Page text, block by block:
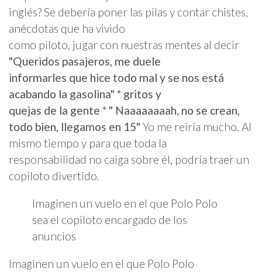
inglés? Se debería poner las pilas y contar chistes,
anécdotas que ha vivido
como piloto, jugar con nuestras mentes al decir
"Queridos pasajeros, me duele
informarles que hice todo mal y se nos está
acabando la gasolina" * gritos y
quejas de la gente * " Naaaaaaaah, no se crean,
todo bien, llegamos en 15" Yo me reiría mucho. Al
mismo tiempo y para que toda la
responsabilidad no caiga sobre él, podría traer un
copiloto divertido.
Imaginen un vuelo en el que Polo Polo
sea el copiloto encargado de los
anuncios
Imaginen un vuelo en el que Polo Polo